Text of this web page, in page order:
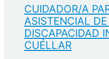
CUIDADOR/A
ASISTENCIAL
DISCAPACIDAD
CUÉLLAR